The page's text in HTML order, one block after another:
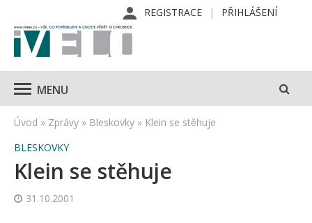
REGISTRACE PŘIHLÁŠENÍ
MENU
Úvod » Zprávy » Bleskovky » Klein se stěhuje
BLESKOVKY
Klein se stěhuje
31.10.2001